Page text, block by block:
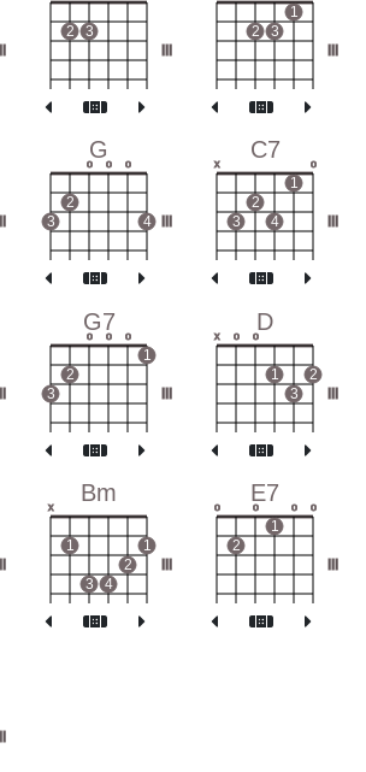
2 3 2 3
1
G
3
2
o o o
4
C7
x
3
2
4
1
o
G7
3
2
o o o
1
D
x o o
1
3
2
Bm
x
1
3 4
2
1
E7
o
2
o
1
o o